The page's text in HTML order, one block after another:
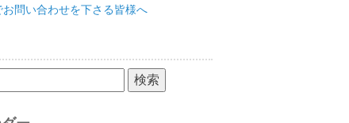
お問い合わせを下さる皆様へ